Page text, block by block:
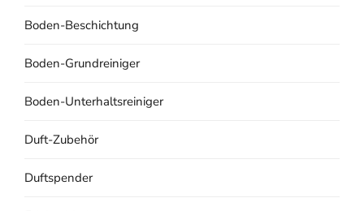
Boden-Beschichtung
Boden-Grundreiniger
Boden-Unterhaltsreiniger
Duft-Zubehör
Duftspender